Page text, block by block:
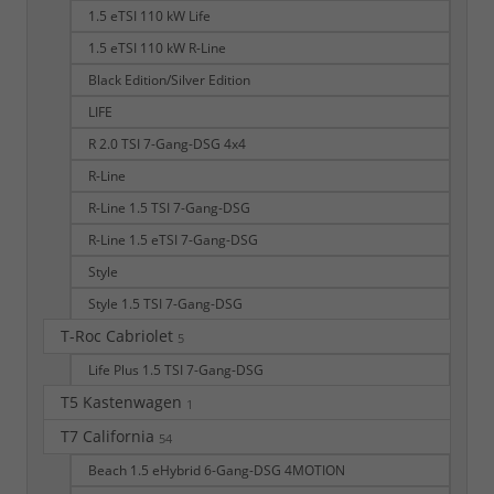
1.5 eTSI 110 kW Life
1.5 eTSI 110 kW R-Line
Black Edition/Silver Edition
LIFE
R 2.0 TSI 7-Gang-DSG 4x4
R-Line
R-Line 1.5 TSI 7-Gang-DSG
R-Line 1.5 eTSI 7-Gang-DSG
Style
Style 1.5 TSI 7-Gang-DSG
T-Roc Cabriolet 5
Life Plus 1.5 TSI 7-Gang-DSG
T5 Kastenwagen 1
T7 California 54
Beach 1.5 eHybrid 6-Gang-DSG 4MOTION